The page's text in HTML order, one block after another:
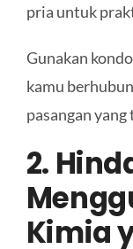
pria untuk
Gunakan
kamu
pasangan
2.
Kimia